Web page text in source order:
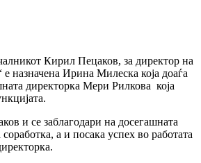
Кирил Пецаков, за директор на
е назначена Ирина Mилеска која доаѓа
директорка Мери Рилкова која
и се заблагодари на досегашната
а и посака успех во работата